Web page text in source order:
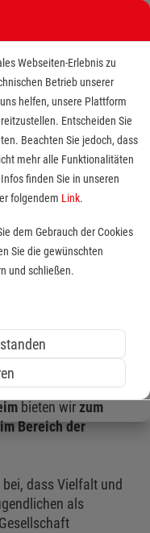
FSJ) im
von Kindern und
Schulen oder
Dann bist Du bei uns
bieten wir zum
Bereich der
dass Vielfalt und
als
Webseiten-Erlebnis zu
Betrieb unserer
helfen, unsere Plattform
Entscheiden Sie
Beachten Sie jedoch, dass
mehr alle Funktionalitäten
finden Sie in unseren
folgendem Link.
dem Gebrauch der Cookies
Sie die gewünschten
und schließen.